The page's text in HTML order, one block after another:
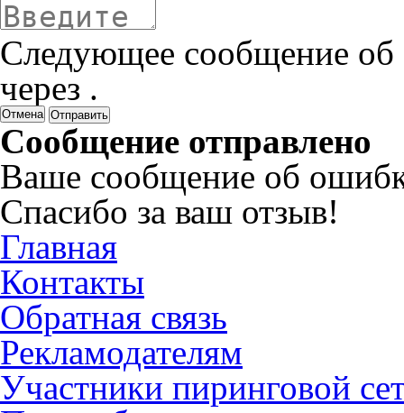
Следующее сообщение об
через .
Отмена
Сообщение отправлено
Ваше сообщение об
Спасибо за ваш отзыв!
Главная
Контакты
Обратная связь
Рекламодателям
Участники пиринговой